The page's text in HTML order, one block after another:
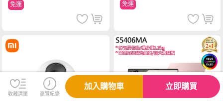
免運 免運
收藏清單 瀏覽紀錄
加入購物車 立即購買